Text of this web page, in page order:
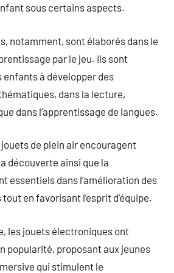
sous certains aspects.
notamment, sont élaborés dans le
par le jeu. Ils sont
enfants à développer des
dans la lecture,
dans l’apprentissage de langues.
jouets de plein air encouragent
découverte ainsi que la
essentiels dans l’amélioration des
en favorisant l’esprit d’équipe.
les jouets électroniques ont
popularité, proposant aux jeunes
qui stimulent le